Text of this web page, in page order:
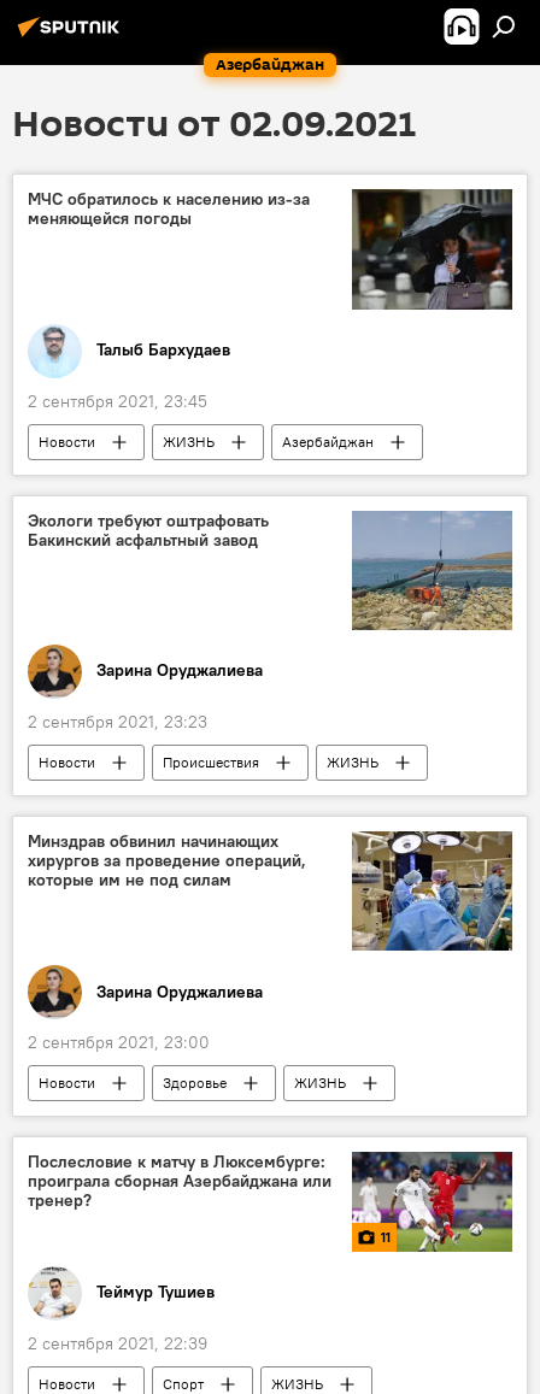
Азербайджан
Новости от 02.09.2021
МЧС обратилось к населению из-за
меняющейся погоды
Талыб Бархудаев
2 сентября 2021, 23:45
Новости ЖИЗНЬ
Азербайджан
МЧС
опасность
Экологи требуют оштрафовать
Бакинский асфальтный завод
Зарина Оруджалиева
2 сентября 2021, 23:23
Новости Происшествия
ЖИЗНЬ
Азербайджан
завод
Загрязнение
Атмосфера
Минздрав обвинил начинающих
хирургов за проведение операций,
которые им не под силам
Зарина Оруджалиева
2 сентября 2021, 23:00
Новости Здоровье
ЖИЗНЬ
Азербайджан
врачи
Ошибка
ошибка врачей
хирург
операция
Минздрав АР
Послесловие к матчу в Люксембурге:
проиграла сборная Азербайджана или
тренер?
11
Теймур Тушиев
2 сентября 2021, 22:39
Новости Спорт
ЖИЗНЬ